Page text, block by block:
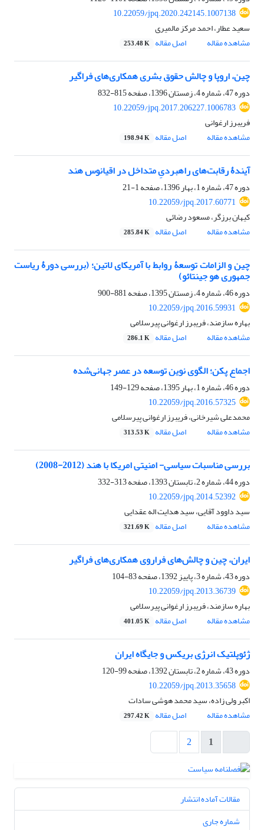
10.22059/jpq.2020.242145.1007138
سعید عطار، احمد مرکز مالمیری
مشاهده مقاله
اصل مقاله 253.48 K
چین، اروپا و چالش حقوق بشری همکاری‌های فراگیر
دوره 47، شماره 4، زمستان 1396، صفحه
815-832
10.22059/jpq.2017.206227.1006783
فریبرز ارغوانی
مشاهده مقاله
اصل مقاله 198.94 K
آیندۀ رقابت‌های راهبردیِ متداخل در اقیانوس هند
دوره 47، شماره 1، بهار 1396، صفحه
1-21
10.22059/jpq.2017.60771
کیهان برزگر، مسعود رضائی
مشاهده مقاله
اصل مقاله 285.84 K
چین و الزامات توسعۀ روابط با آمریکای لاتین؛ (بررسی دورۀ ریاست
جمهوری هو جینتائو)
دوره 46، شماره 4، زمستان 1395، صفحه
881-900
10.22059/jpq.2016.59931
بهاره سازمند، فریبرز ارغوانی پیرسلامی
مشاهده مقاله
اصل مقاله 286.1 K
اجماع پکن؛ الگوی نوین توسعه در عصر جهانی‌شده
دوره 46، شماره 1، بهار 1395، صفحه
129-149
10.22059/jpq.2016.57325
محمدعلی شیرخانی، فریبرز ارغوانی پیرسلامی
مشاهده مقاله
اصل مقاله 313.53 K
بررسی مناسبات سیاسی- امنیتی امریکا با هند (2012-2008)
دوره 44، شماره 2، تابستان 1393، صفحه
313-332
10.22059/jpq.2014.52392
سید داوود آقایی، سید هدایت اله عقدایی
مشاهده مقاله
اصل مقاله 321.69 K
ایران، چین و چالش‌های فراروی همکاری‌های فراگیر
دوره 43، شماره 3، پاییز 1392، صفحه
83-104
10.22059/jpq.2013.36739
بهاره سازمند، فریبرز ارغوانی پیرسلامی
مشاهده مقاله
اصل مقاله 401.05 K
ژئوپلتیک انرژی بریکس و جایگاه ایران
دوره 43، شماره 2، تابستان 1392، صفحه
99-120
10.22059/jpq.2013.35658
اکبر ولی زاده، سید محمد هوشی سادات
مشاهده مقاله
اصل مقاله 297.42 K
1
2
مقالات آماده انتشار
شماره جاری